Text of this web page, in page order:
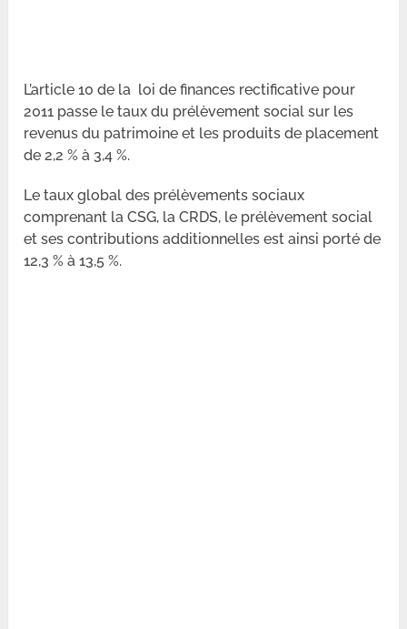
L’article 10 de la loi de finances rectificative pour
2011 passe le taux du prélèvement social sur les
revenus du patrimoine et les produits de placement
de 2,2 % à 3,4 %.
Le taux global des prélèvements sociaux
comprenant la CSG, la CRDS, le prélèvement social
et ses contributions additionnelles est ainsi porté de
12,3 % à 13,5 %.